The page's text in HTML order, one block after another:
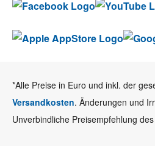
*Alle Preise in Euro und inkl. der
Versandkosten. Änderungen und
Unverbindliche Preisempfehlung